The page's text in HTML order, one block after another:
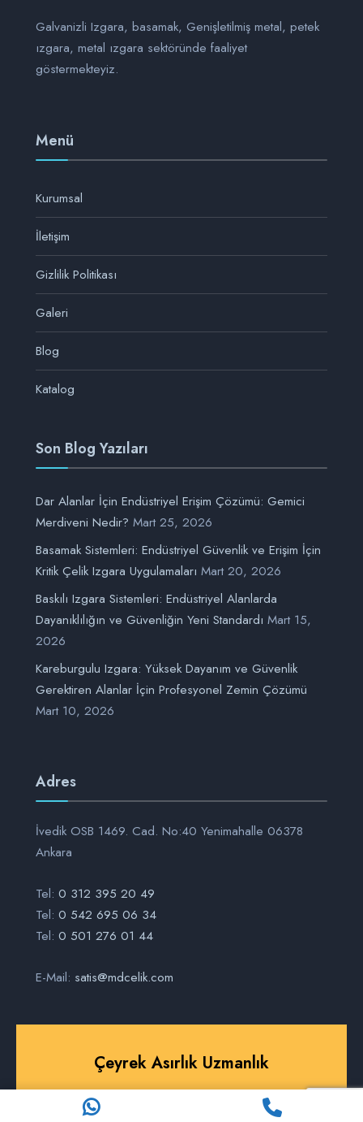
Galvanizli Izgara, basamak, Genişletilmiş metal, petek
ızgara, metal ızgara sektöründe faaliyet
göstermekteyiz.
Menü
Kurumsal
İletişim
Gizlilik Politikası
Galeri
Blog
Katalog
Son Blog Yazıları
Dar Alanlar İçin Endüstriyel Erişim Çözümü: Gemici
Merdiveni Nedir? Mart 25, 2026
Basamak Sistemleri: Endüstriyel Güvenlik ve Erişim İçin
Kritik Çelik Izgara Uygulamaları Mart 20, 2026
Baskılı Izgara Sistemleri: Endüstriyel Alanlarda
Dayanıklılığın ve Güvenliğin Yeni Standardı Mart 15,
2026
Kareburgulu Izgara: Yüksek Dayanım ve Güvenlik
Gerektiren Alanlar İçin Profesyonel Zemin Çözümü
Mart 10, 2026
Adres
İvedik OSB 1469. Cad. No:40 Yenimahalle 06378
Ankara
Tel: 0 312 395 20 49
Tel: 0 542 695 06 34
Tel: 0 501 276 01 44
E-Mail: satis@mdcelik.com
Çeyrek Asırlık Uzmanlık